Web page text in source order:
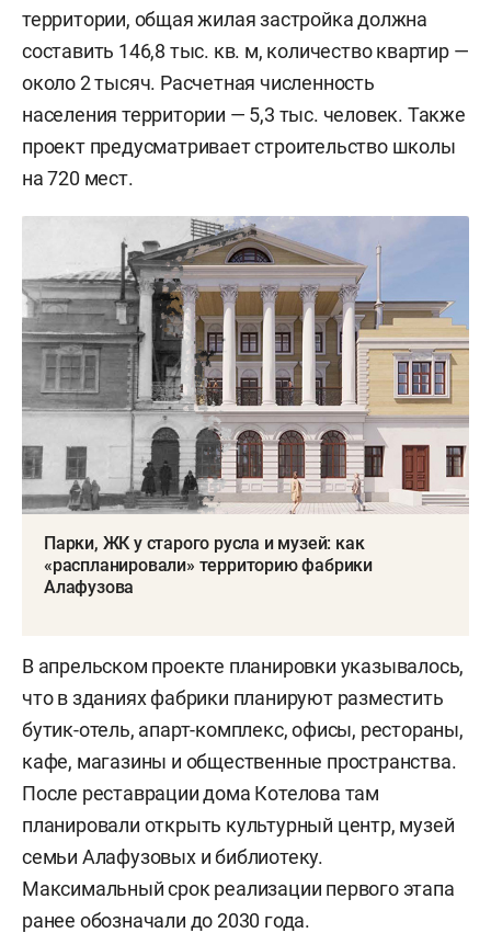
территории, общая жилая застройка должна
составить 146,8 тыс. кв. м, количество квартир —
около 2 тысяч. Расчетная численность
населения территории — 5,3 тыс. человек. Также
проект предусматривает строительство школы
на 720 мест.
Парки, ЖК у старого русла и музей: как
«распланировали» территорию фабрики
Алафузова
В апрельском проекте планировки указывалось,
что в зданиях фабрики планируют разместить
бутик-отель, апарт-комплекс, офисы, рестораны,
кафе, магазины и общественные пространства.
После реставрации дома Котелова там
планировали открыть культурный центр, музей
семьи Алафузовых и библиотеку.
Максимальный срок реализации первого этапа
ранее обозначали до 2030 года.